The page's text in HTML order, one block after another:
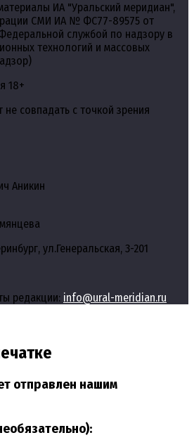
ИА "Уральский меридиан",
СМИ ИА № ФС77-89575 от
службой по надзору в
технологий и массовых
18+
совпадать с точкой зрения
Аникин
ул.Генеральская, 3-201
редакции: info@ural-meridian.ru
отправлен нашим